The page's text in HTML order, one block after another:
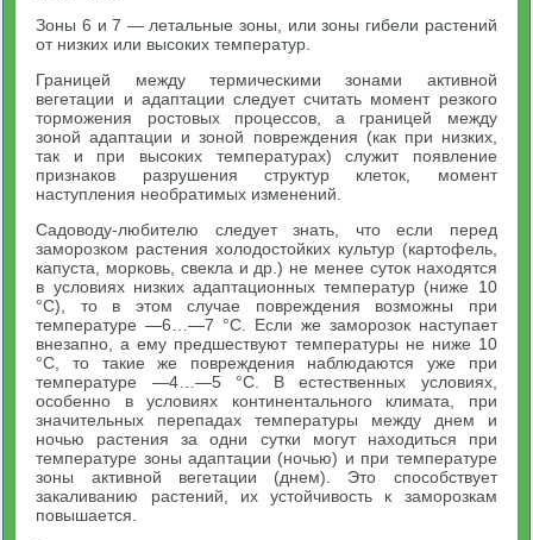
Зоны 6 и 7 — летальные зоны, или зоны гибели растений
от низких или высоких температур.
Границей между термическими зонами активной
вегетации и адаптации следует считать момент резкого
торможения ростовых процессов, а границей между
зоной адаптации и зоной повреждения (как при низких,
так и при высоких температурах) служит появление
признаков разрушения структур клеток, момент
наступления необратимых изменений.
Садоводу-любителю следует знать, что если перед
заморозком растения холодостойких культур (картофель,
капуста, морковь, свекла и др.) не менее суток находятся
в условиях низких адаптационных температур (ниже 10
°С), то в этом случае повреждения возможны при
температуре —6…—7 °С. Если же заморозок наступает
внезапно, а ему предшествуют температуры не ниже 10
°С, то такие же повреждения наблюдаются уже при
температуре —4…—5 °С. В естественных условиях,
особенно в условиях континентального климата, при
значительных перепадах температуры между днем и
ночью растения за одни сутки могут находиться при
температуре зоны адаптации (ночью) и при температуре
зоны активной вегетации (днем). Это способствует
закаливанию растений, их устойчивость к заморозкам
повышается.